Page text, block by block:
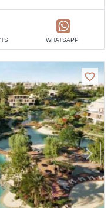
WHATSAPP